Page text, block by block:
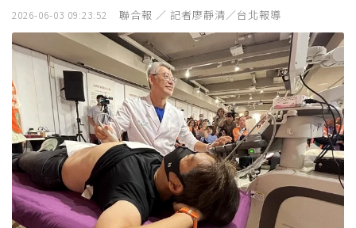
2026-06-03 09:23:52 聯合報 ／ 記者廖靜清／台北報導